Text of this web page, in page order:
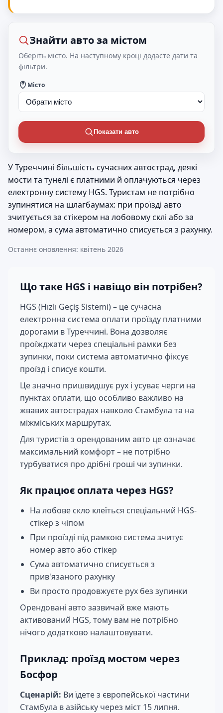
Знайти авто за містом
Оберіть місто. На наступному кроці додасте дати та
фільтри.
Місто
Показати авто
У Туреччині більшість сучасних автострад, деякі
мости та тунелі є платними й оплачуються через
електронну систему HGS. Туристам не потрібно
зупинятися на шлагбаумах: при проїзді авто
зчитується за стікером на лобовому склі або за
номером, а сума автоматично списується з рахунку.
Останнє оновлення: квітень 2026
Що таке HGS і навіщо він потрібен?
HGS (Hızlı Geçiş Sistemi) – це сучасна
електронна система оплати проїзду платними
дорогами в Туреччині. Вона дозволяє
проїжджати через спеціальні рамки без
зупинки, поки система автоматично фіксує
проїзд і списує кошти.
Це значно пришвидшує рух і усуває черги на
пунктах оплати, що особливо важливо на
жвавих автострадах навколо Стамбула та на
міжміських маршрутах.
Для туристів з орендованим авто це означає
максимальний комфорт – не потрібно
турбуватися про дрібні гроші чи зупинки.
Як працює оплата через HGS?
На лобове скло клеїться спеціальний HGS-
стікер з чіпом
При проїзді під рамкою система зчитує
номер авто або стікер
Сума автоматично списується з
прив'язаного рахунку
Ви просто продовжуєте рух без зупинки
Орендовані авто зазвичай вже мають
активований HGS, тому вам не потрібно
нічого додатково налаштовувати.
Приклад: проїзд мостом через
Босфор
Сценарій: Ви їдете з європейської частини
Стамбула в азійську через міст 15 липня.